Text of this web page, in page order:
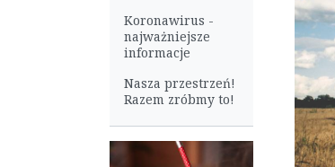
Koronawirus -
najważniejsze
informacje
Nasza przestrzeń!
Razem zróbmy to!